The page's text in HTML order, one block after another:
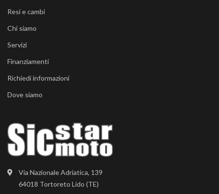
Via Nazionale Adriatica, 139
64018 Tortoreto Lido (TE)
Resi e cambi
Chi siamo
Servizi
Finanziamenti
Richiedi informazioni
Dove siamo